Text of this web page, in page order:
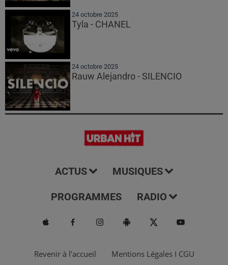
24 octobre 2025
Tyla - CHANEL
24 octobre 2025
Rauw Alejandro - SILENCIO
ACTUS MUSIQUES
PROGRAMMES RADIO
Revenir à l'accueil Mentions Légales I CGU